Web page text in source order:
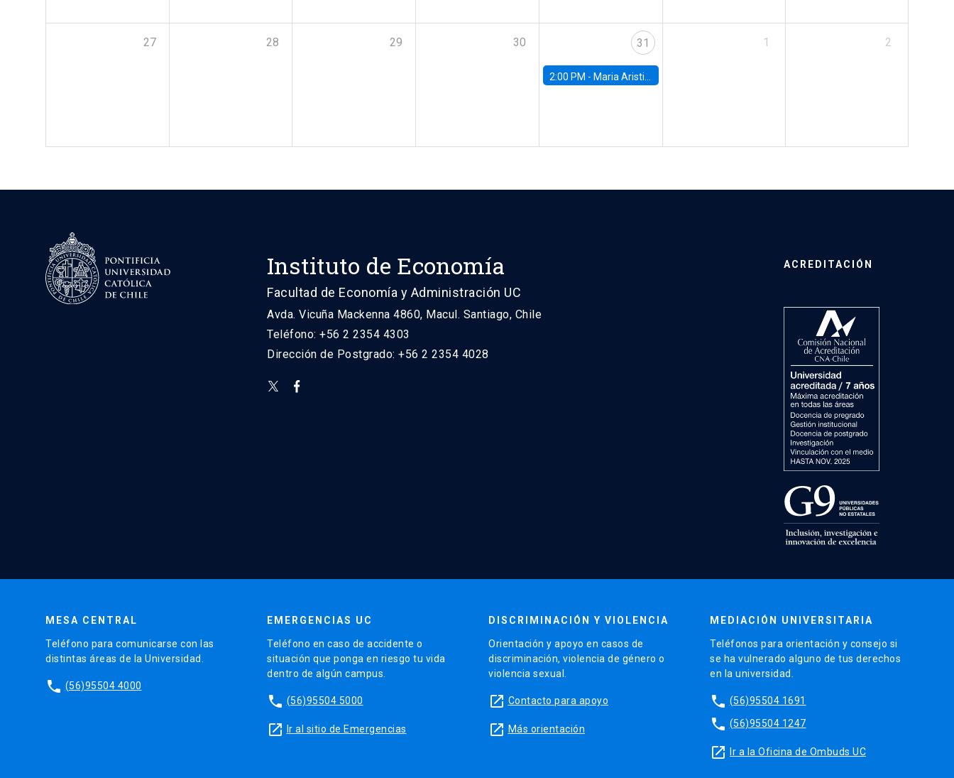
27 28 29 30 31
2:00 PM - Maria Aristizabal-Ramirez, FED Board
1 2
Instituto de Economía
Facultad de Economía y Administración UC
Avda. Vicuña Mackenna 4860, Macul. Santiago, Chile
Teléfono: +56 2 2354 4303
Dirección de Postgrado: +56 2 2354 4028
ACREDITACIÓN
MESA CENTRAL
Teléfono para comunicarse con las
distintas áreas de la Universidad.
phone (56)95504 4000
EMERGENCIAS UC
Teléfono en caso de accidente o
situación que ponga en riesgo tu vida
dentro de algún campus.
phone (56)95504 5000
launch Ir al sitio de Emergencias
DISCRIMINACIÓN Y VIOLENCIA
Orientación y apoyo en casos de
discriminación, violencia de género o
violencia sexual.
launch Contacto para apoyo
launch Más orientación
MEDIACIÓN UNIVERSITARIA
Teléfonos para orientación y consejo si
se ha vulnerado alguno de tus derechos
en la universidad.
phone (56)95504 1691
phone (56)95504 1247
launch Ir a la Oficina de Ombuds UC